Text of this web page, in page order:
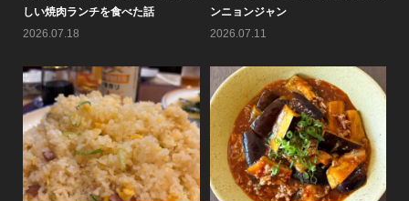
のメチャ売れ！！のコーナーで...
2026.08.05
号を作りました♪
2026.08.01